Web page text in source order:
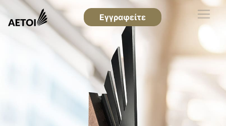
Εγγραφείτε